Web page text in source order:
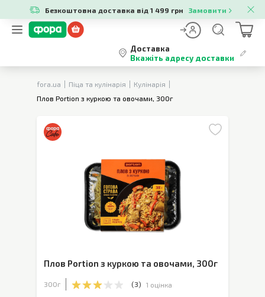
Безкоштовна доставка від 1 499 грн Замовити
Доставка
Вкажіть адресу доставки
fora.ua Піца та кулінарія
Кулінарія
Плов Portion з куркою та овочами, 300г
Плов Portion з куркою та овочами, 300г
300г (3) 1 оцінка